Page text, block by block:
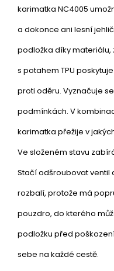
karimatka NC4005
a dokonce ani lesní
podložka díky materiálu,
s potahem TPU
proti oděru. Vyznačuje
podmínkách. V
karimatka přežije v
Ve složeném stavu
Stačí odšroubovat ventil
rozbalí, protože má
pouzdro, do kterého
podložku před
sebe na každé cestě.